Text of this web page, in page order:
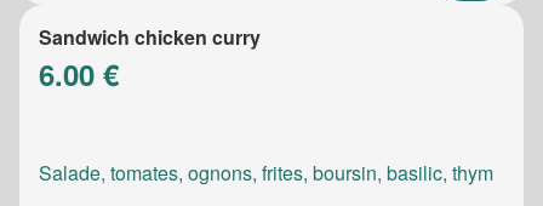
Sandwich chicken curry
6.00 €
Salade, tomates, ognons, frites, boursin, basilic, thym